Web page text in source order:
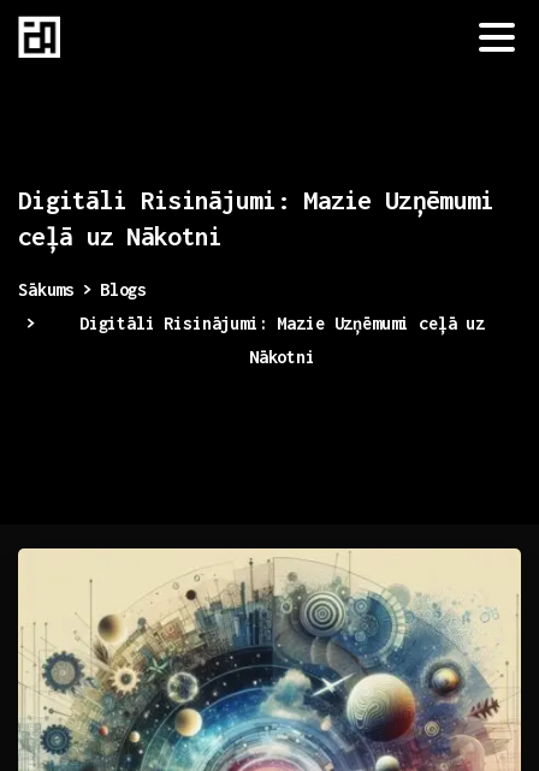
Digitāli Risinājumi: Mazie Uzņēmumi
ceļā uz Nākotni
Sākums
Blogs
Digitāli Risinājumi: Mazie Uzņēmumi ceļā uz
Nākotni